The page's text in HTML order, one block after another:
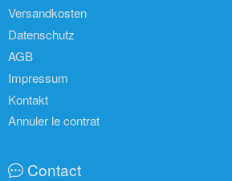
Versandkosten
Datenschutz
AGB
Impressum
Kontakt
Annuler le contrat
Contact